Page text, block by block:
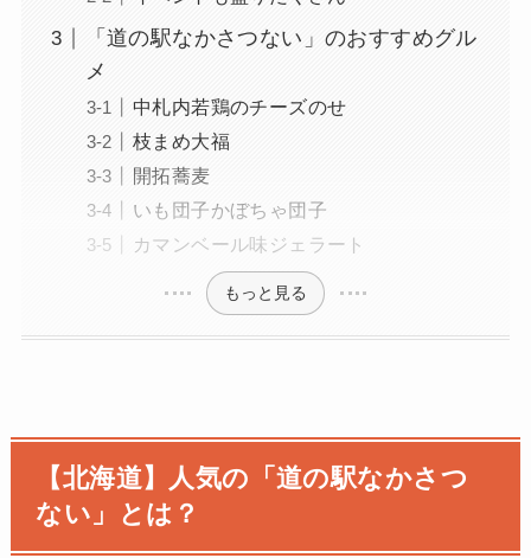
「道の駅なかさつない」のおすすめグル
メ
中札内若鶏のチーズのせ
枝まめ大福
開拓蕎麦
いも団子かぼちゃ団子
カマンベール味ジェラート
もっと見る
【北海道】人気の「道の駅なかさつ
ない」とは？